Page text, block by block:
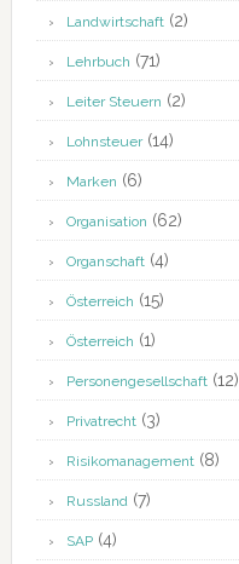
Landwirtschaft(2)
Lehrbuch (71)
Leiter Steuern (2)
Lohnsteuer(14)
Marken (6)
Organisation (62)
Organschaft(4)
Österreich (15)
Österreich (1)
Personengesellschaft(12)
Privatrecht(3)
Risikomanagement(8)
Russland(7)
SAP(4)